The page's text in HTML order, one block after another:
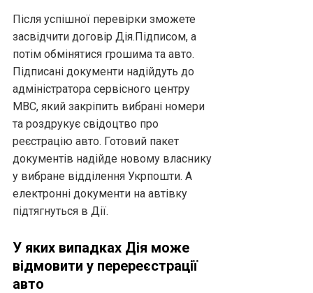
Після успішної перевірки зможете
засвідчити договір Дія.Підписом, а
потім обмінятися грошима та авто.
Підписані документи надійдуть до
адміністратора сервісного центру
МВС, який закріпить вибрані номери
та роздрукує свідоцтво про
реєстрацію авто. Готовий пакет
документів надійде новому власнику
у вибране відділення Укрпошти. А
електронні документи на автівку
підтягнуться в Дії.
У яких випадках Дія може
відмовити у перереєстрації
авто